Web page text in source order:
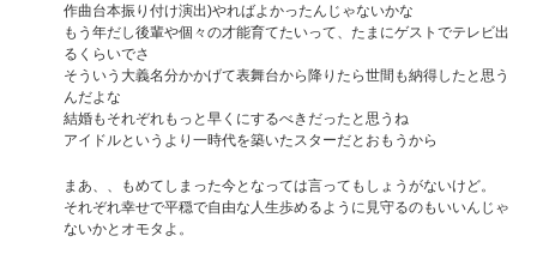
作曲台本振り付け演出)やればよかったんじゃないかな
もう年だし後輩や個々の才能育てたいって、たまにゲストでテレビ出
るくらいでさ
そういう大義名分かかげて表舞台から降りたら世間も納得したと思う
んだよな
結婚もそれぞれもっと早くにするべきだったと思うね
アイドルというより一時代を築いたスターだとおもうから
まあ、、もめてしまった今となっては言ってもしょうがないけど。
それぞれ幸せで平穏で自由な人生歩めるように見守るのもいいんじゃ
ないかとオモタよ。